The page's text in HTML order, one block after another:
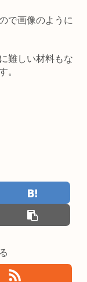
で画像のように
難しい材料もな
。